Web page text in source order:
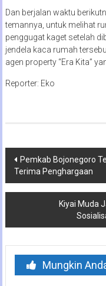
Dan berjalan waktu
temannya, untuk melihat
penggugat kaget setelah
jendela kaca rumah
agen property “Era Kita”
Reporter: Eko
Navigasi
pos
Pemkab Bojonegoro
Terima Penghargaan
Kiyai Muda
Mungkin